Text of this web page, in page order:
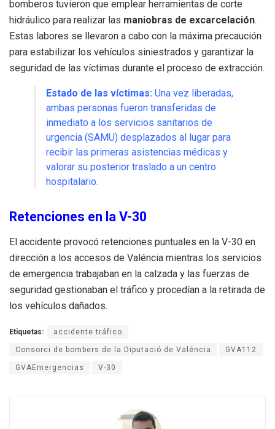
bomberos tuvieron que emplear herramientas de corte
hidráulico para realizar las maniobras de excarcelación.
Estas labores se llevaron a cabo con la máxima precaución
para estabilizar los vehículos siniestrados y garantizar la
seguridad de las víctimas durante el proceso de extracción.
Estado de las víctimas: Una vez liberadas,
ambas personas fueron transferidas de
inmediato a los servicios sanitarios de
urgencia (SAMU) desplazados al lugar para
recibir las primeras asistencias médicas y
valorar su posterior traslado a un centro
hospitalario.
Retenciones en la V-30
El accidente provocó retenciones puntuales en la V-30 en
dirección a los accesos de Valéncia mientras los servicios
de emergencia trabajaban en la calzada y las fuerzas de
seguridad gestionaban el tráfico y procedían a la retirada de
los vehículos dañados.
Etiquetas: accidente tráfico
Consorci de bombers de la Diputació de Valéncia GVA112
GVAEmergencias V-30